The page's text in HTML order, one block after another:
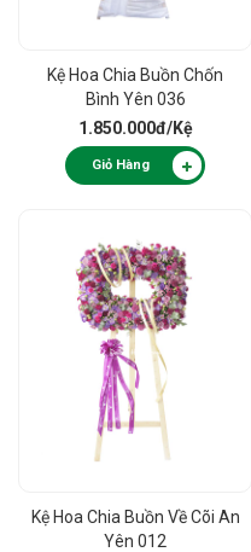
Kệ Hoa Chia Buồn Chốn
Bình Yên 036
1.850.000đ/Kệ
Giỏ Hàng
Kệ Hoa Chia Buồn Về Cõi An
Yên 012